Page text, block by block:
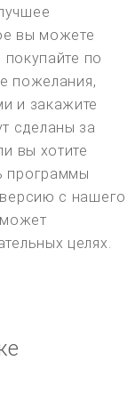
вы можете
по
пожелания,
и закажите
сделаны за
вы хотите
программы
с нашего
целях.